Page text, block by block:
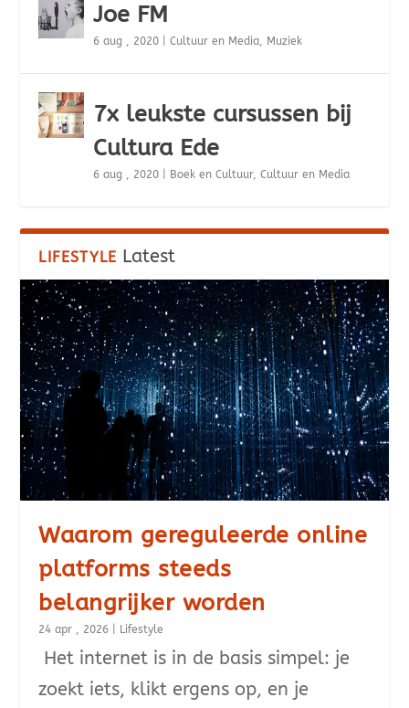
Joe FM
6 aug , 2020 |Cultuur en Media, Muziek
7x leukste cursussen bij
Cultura Ede
6 aug , 2020 Boek en Cultuur,Cultuur en Media
LIFESTYLE Latest
Waarom gereguleerde online
platforms steeds
belangrijker worden
24 apr , 2026 Lifestyle
Het internet is in de basis simpel: je
zoekt iets, klikt ergens op, en je